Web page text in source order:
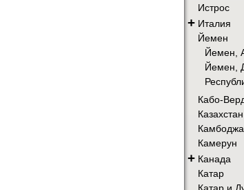
Истрос
+ Италия
Йемен
Йемен,
Йемен,
Кабо-
Казахстан
Камбоджа
Камерун
+ Канада
Катар